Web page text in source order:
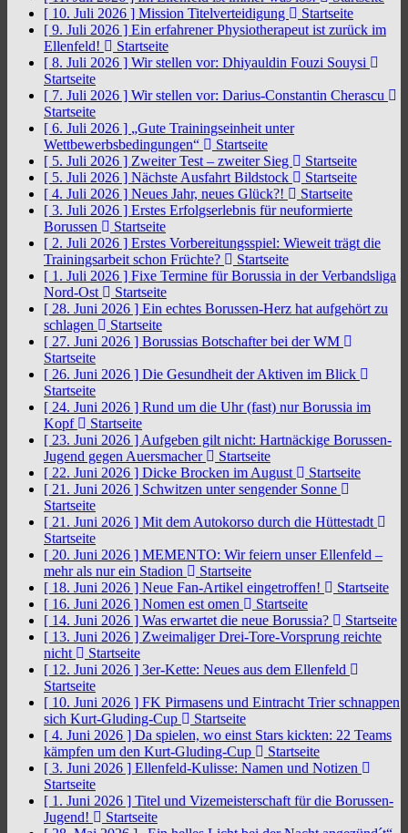
[ 10. Juli 2026 ] Mission Titelverteidigung
Startseite
[ 9. Juli 2026 ] Ein erfahrener Physiotherapeut ist zurück im
Ellenfeld!
Startseite
[ 8. Juli 2026 ] Wir stellen vor: Dhiyauldin Fouzi Souysi
Startseite
[ 7. Juli 2026 ] Wir stellen vor: Darius-Constantin Cherascu
Startseite
[ 6. Juli 2026 ] „Gute Trainingseinheit unter
Wettbewerbsbedingungen“
Startseite
[ 5. Juli 2026 ] Zweiter Test – zweiter Sieg
Startseite
[ 5. Juli 2026 ] Nächste Ausfahrt Bildstock
Startseite
[ 4. Juli 2026 ] Neues Jahr, neues Glück?!
Startseite
[ 3. Juli 2026 ] Erstes Erfolgserlebnis für neuformierte
Borussen
Startseite
[ 2. Juli 2026 ] Erstes Vorbereitungsspiel: Wieweit trägt die
Trainingsarbeit schon Früchte?
Startseite
[ 1. Juli 2026 ] Fixe Termine für Borussia in der Verbandsliga
Nord-Ost
Startseite
[ 28. Juni 2026 ] Ein echtes Borussen-Herz hat aufgehört zu
schlagen
Startseite
[ 27. Juni 2026 ] Borussias Botschafter bei der WM
Startseite
[ 26. Juni 2026 ] Die Gesundheit der Aktiven im Blick
Startseite
[ 24. Juni 2026 ] Rund um die Uhr (fast) nur Borussia im
Kopf
Startseite
[ 23. Juni 2026 ] Aufgeben gilt nicht: Hartnäckige Borussen-
Jugend gegen Auersmacher
Startseite
[ 22. Juni 2026 ] Dicke Brocken im August
Startseite
[ 21. Juni 2026 ] Schwitzen unter sengender Sonne
Startseite
[ 21. Juni 2026 ] Mit dem Autokorso durch die Hüttestadt
Startseite
[ 20. Juni 2026 ] MEMENTO: Wir feiern unser Ellenfeld –
mehr als nur ein Stadion
Startseite
[ 18. Juni 2026 ] Neue Fan-Artikel eingetroffen!
Startseite
[ 16. Juni 2026 ] Nomen est omen
Startseite
[ 14. Juni 2026 ] Was erwartet die neue Borussia?
Startseite
[ 13. Juni 2026 ] Zweimaliger Drei-Tore-Vorsprung reichte
nicht
Startseite
[ 12. Juni 2026 ] 3er-Kette: Neues aus dem Ellenfeld
Startseite
[ 10. Juni 2026 ] FK Pirmasens und Eintracht Trier schnappen
sich Kurt-Gluding-Cup
Startseite
[ 4. Juni 2026 ] Da spielen, wo einst Stars kickten: 22 Teams
kämpfen um den Kurt-Gluding-Cup
Startseite
[ 3. Juni 2026 ] Ellenfeld-Kulisse: Namen und Notizen
Startseite
[ 1. Juni 2026 ] Titel und Vizemeisterschaft für die Borussen-
Jugend!
Startseite